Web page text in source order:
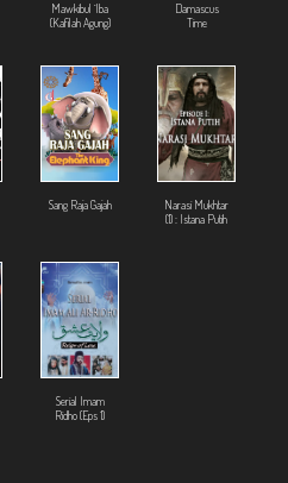
Mawkibul `Iba
(Kafilah Agung)
Damascus
Time
Sang Raja Gajah
Narasi Mukhtar
(1) : Istana Putih
Serial Imam
Ridho (Eps 1)